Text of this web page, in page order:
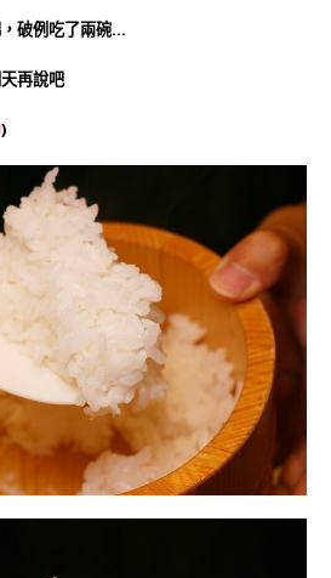
破例吃了兩碗…
再說吧
)